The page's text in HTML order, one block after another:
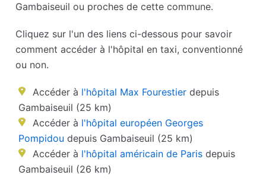
Gambaiseuil ou proches de cette commune.
Cliquez sur l'un des liens ci-dessous pour savoir
comment accéder à l'hôpital en taxi, conventionné
ou non.
Accéder à l'hôpital Max Fourestier depuis
Gambaiseuil (25 km)
Accéder à l'hôpital européen Georges
Pompidou depuis Gambaiseuil (25 km)
Accéder à l'hôpital américain de Paris depuis
Gambaiseuil (26 km)